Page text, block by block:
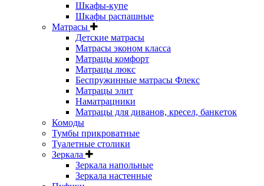
Шкафы-купе
Шкафы распашные
Матрасы
Детские матрасы
Матрасы эконом класса
Матрацы комфорт
Матрацы люкс
Беспружинные матрасы Флекс
Матрацы элит
Наматрацники
Матрацы для диванов, кресел, банкеток
Комоды
Тумбы прикроватные
Туалетные столики
Зеркала
Зеркала напольные
Зеркала настенные